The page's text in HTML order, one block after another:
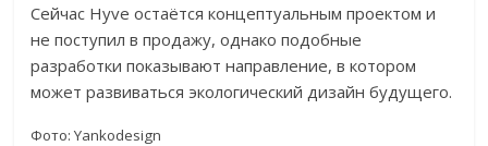
Сейчас Hyve остаётся концептуальным проектом и
не поступил в продажу, однако подобные
разработки показывают направление, в котором
может развиваться экологический дизайн будущего.
Фото: Yankodesign